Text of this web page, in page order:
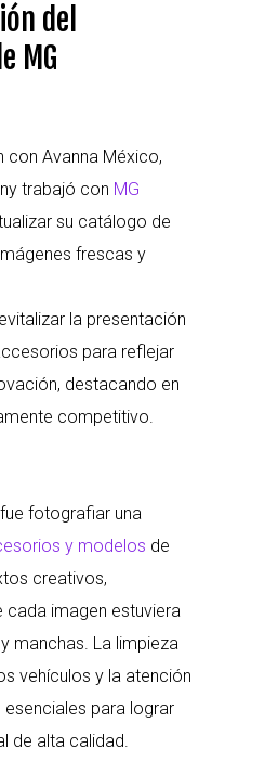
del
MG
con Avanna México,
trabajó con MG
su catálogo de
frescas y
la presentación
para reflejar
destacando en
competitivo.
fotografiar una
y modelos de
creativos,
cada imagen estuviera
manchas. La limpieza
vehículos y la atención
esenciales para lograr
de alta calidad.